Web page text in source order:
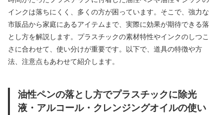
インクは落ちにくく、多くの方が困っています。そこで、強力な
市販品から家庭にあるアイテムまで、実際に効果が期待できる落
とし方を解説します。プラスチックの素材特性やインクのしつこ
さに合わせて、使い分けが重要です。以下で、道具の特徴や方
法、注意点もあわせて紹介します。
油性ペンの落とし方でプラスチックに除光
液・アルコール・クレンジングオイルの使い